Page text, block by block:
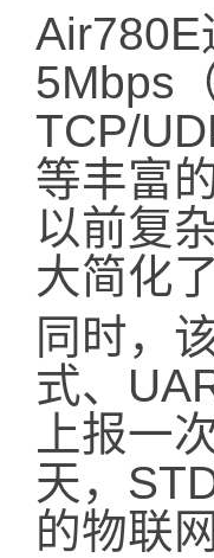
Air780E
5Mbps
TCP/
等丰富
以前复
大简化
同时，
式、
上报一
天，
的物联